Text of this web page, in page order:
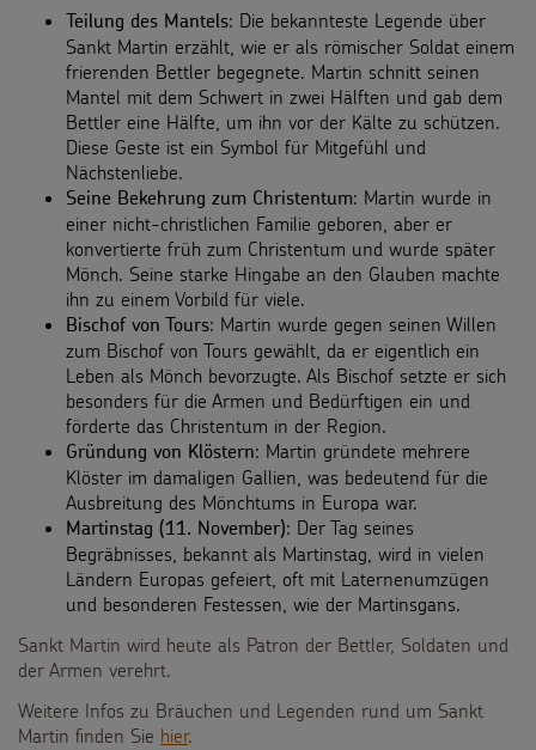
Teilung des Mantels: Die bekannteste Legende über
Sankt Martin erzählt, wie er als römischer Soldat einem
frierenden Bettler begegnete. Martin schnitt seinen
Mantel mit dem Schwert in zwei Hälften und gab dem
Bettler eine Hälfte, um ihn vor der Kälte zu schützen.
Diese Geste ist ein Symbol für Mitgefühl und
Nächstenliebe.
Seine Bekehrung zum Christentum: Martin wurde in
einer nicht-christlichen Familie geboren, aber er
konvertierte früh zum Christentum und wurde später
Mönch. Seine starke Hingabe an den Glauben machte
ihn zu einem Vorbild für viele.
Bischof von Tours: Martin wurde gegen seinen Willen
zum Bischof von Tours gewählt, da er eigentlich ein
Leben als Mönch bevorzugte. Als Bischof setzte er sich
besonders für die Armen und Bedürftigen ein und
förderte das Christentum in der Region.
Gründung von Klöstern: Martin gründete mehrere
Klöster im damaligen Gallien, was bedeutend für die
Ausbreitung des Mönchtums in Europa war.
Martinstag (11. November): Der Tag seines
Begräbnisses, bekannt als Martinstag, wird in vielen
Ländern Europas gefeiert, oft mit Laternenumzügen
und besonderen Festessen, wie der Martinsgans.
Sankt Martin wird heute als Patron der Bettler, Soldaten und
der Armen verehrt.
Weitere Infos zu Bräuchen und Legenden rund um Sankt
Martin finden Sie hier.